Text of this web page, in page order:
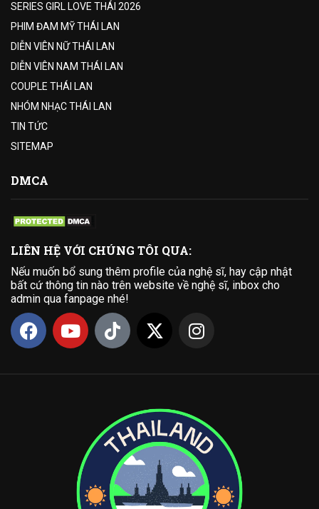
SERIES GIRL LOVE THÁI 2026
PHIM ĐAM MỸ THÁI LAN
DIỄN VIÊN NỮ THÁI LAN
DIỄN VIÊN NAM THÁI LAN
COUPLE THÁI LAN
NHÓM NHẠC THÁI LAN
TIN TỨC
SITEMAP
DMCA
LIÊN HỆ VỚI CHÚNG TÔI QUA:
Nếu muốn bổ sung thêm profile của nghệ sĩ, hay cập nhật
bất cứ thông tin nào trên website về nghệ sĩ, inbox cho
admin qua fanpage nhé!